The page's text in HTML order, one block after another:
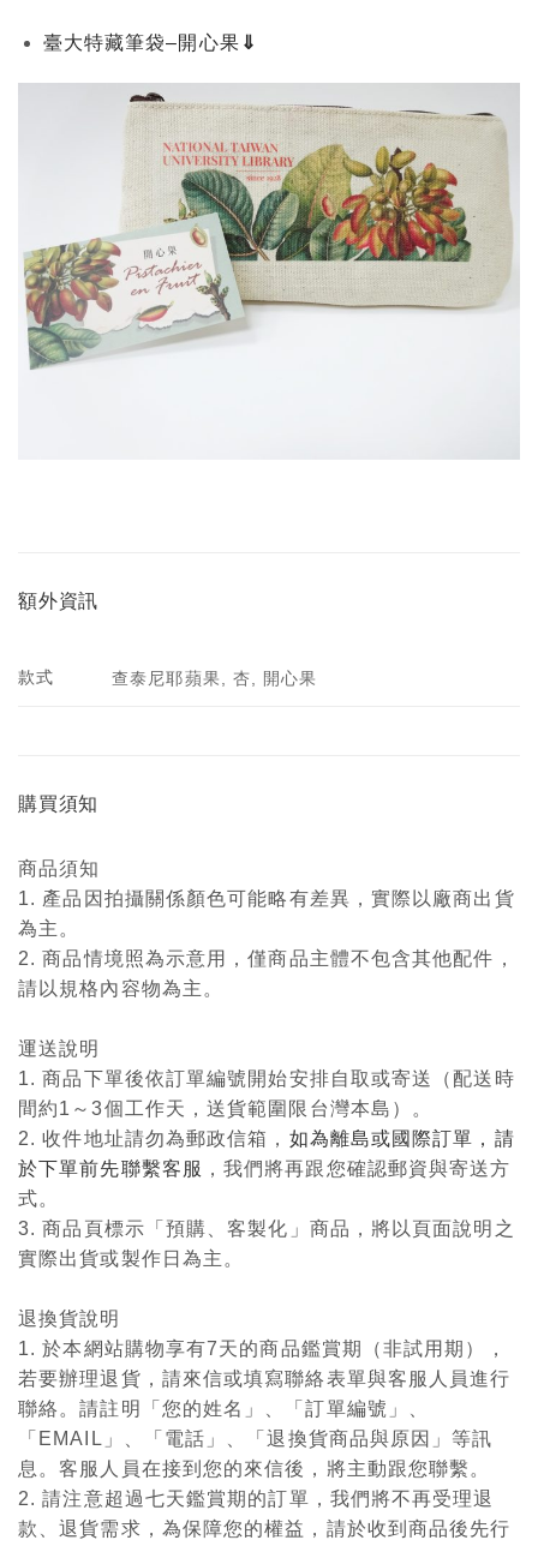
臺大特藏筆袋–開心果 ⇓
額外資訊
款式 查泰尼耶蘋果, 杏, 開心果
購買須知
商品須知
1. 產品因拍攝關係顏色可能略有差異，實際以廠商出貨
為主。
2. 商品情境照為示意用，僅商品主體不包含其他配件，
請以規格內容物為主。
運送說明
1. 商品下單後依訂單編號開始安排自取或寄送（配送時
間約1～3個工作天，送貨範圍限台灣本島）。
2. 收件地址請勿為郵政信箱， 如為離島或國際訂單，請
於下單前先聯繫客服 ，我們將再跟您確認郵資與寄送方
式。
3. 商品頁標示「預購、客製化」商品，將以頁面說明之
實際出貨或製作日為主。
退換貨說明
1. 於本網站購物享有7天的商品鑑賞期（非試用期），
若要辦理退貨，請來信或填寫聯絡表單與客服人員進行
聯絡。請註明「您的姓名」、「訂單編號」、
「EMAIL」、「電話」、「退換貨商品與原因」等訊
息。客服人員在接到您的來信後，將主動跟您聯繫。
2. 請注意超過七天鑑賞期的訂單，我們將不再受理退
款、退貨需求，為保障您的權益，請於收到商品後先行